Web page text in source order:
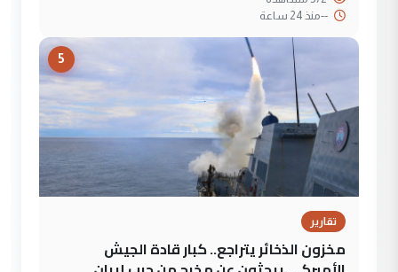
--منذ 24 ساعة
5
تقارير
مخزون الذخائر يتراجع.. كبار قادة الجيش